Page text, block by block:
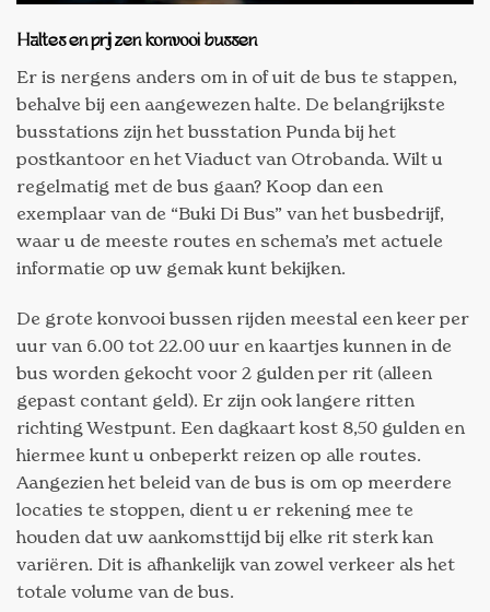
Haltes en prijzen konvooi bussen
Er is nergens anders om in of uit de bus te stappen,
behalve bij een aangewezen halte. De belangrijkste
busstations zijn het busstation Punda bij het
postkantoor en het Viaduct van Otrobanda. Wilt u
regelmatig met de bus gaan? Koop dan een
exemplaar van de “Buki Di Bus” van het busbedrijf,
waar u de meeste routes en schema’s met actuele
informatie op uw gemak kunt bekijken.
De grote konvooi bussen rijden meestal een keer per
uur van 6.00 tot 22.00 uur en kaartjes kunnen in de
bus worden gekocht voor 2 gulden per rit (alleen
gepast contant geld). Er zijn ook langere ritten
richting Westpunt. Een dagkaart kost 8,50 gulden en
hiermee kunt u onbeperkt reizen op alle routes.
Aangezien het beleid van de bus is om op meerdere
locaties te stoppen, dient u er rekening mee te
houden dat uw aankomsttijd bij elke rit sterk kan
variëren. Dit is afhankelijk van zowel verkeer als het
totale volume van de bus.